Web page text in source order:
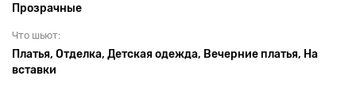
Прозрачные
Что шьют:
Платья, Отделка, Детская одежда, Вечерние платья, На
вставки